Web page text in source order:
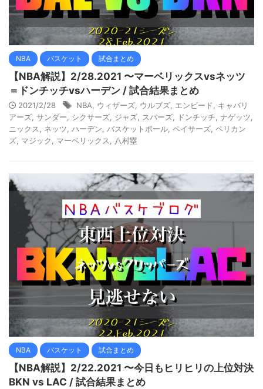
NBA バスケット 試合まとめ
【NBA解説】2/28.2021 〜マーベリックスvsネッツ
＝ドンチッチvsハーデン / 試合結果まとめ
2021/2/28 NBA ウィザーズ ウルブズ エンビード
キャバリ
アーズ サンダー シクサーズ ジャズ スパーズ ドンチッチ ナゲッツ
ニックス
ネッツ ハーデン バスケットボール ペイサーズ ペリカン
ズ マジック マーベリックス 八村塁
NBA バスケット 試合まとめ
【NBA解説】2/22.2021 〜今日もヒリヒリの上位対決
BKN vs LAC / 試合結果まとめ